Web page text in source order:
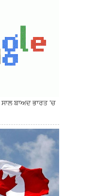
ਬਾਅਦ ਭਾਰਤ 'ਚ